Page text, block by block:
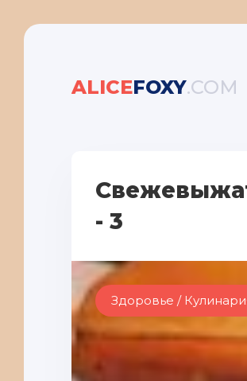
ALICEFOXY.COM
- 3
Здоровье /